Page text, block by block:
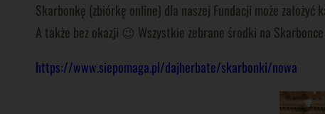
Skarbonkę (zbiórkę online) dla naszej Fundacji może
A także bez okazji 😉 Wszystkie zebrane środki na
https://www.siepomaga.pl/dajherbate/skarbonki/nowa